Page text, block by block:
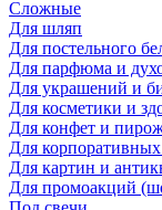
Сложные
Для шляп
Для постельного
Для парфюма и
Для украшений и
Для косметики и
Для конфет и
Для
Для картин и
Для промоакций